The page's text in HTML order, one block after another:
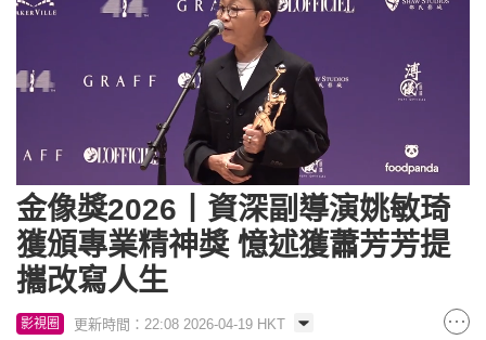
Loaded
金像獎2026丨資深副導演姚敏琦
獲頒專業精神獎 憶述獲蕭芳芳提
攜改寫人生
影視圈 更新時間：22:08 2026-04-19 HKT